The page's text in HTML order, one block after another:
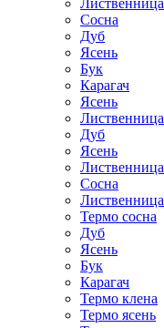
Лиственница
Сосна
Дуб
Ясень
Бук
Карагач
Ясень
Лиственница
Дуб
Ясень
Лиственница
Сосна
Лиственница
Термо сосна
Дуб
Ясень
Бук
Карагач
Термо клена
Термо ясень